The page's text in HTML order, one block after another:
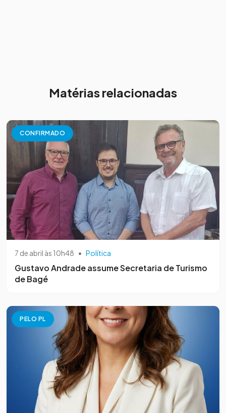
Matérias relacionadas
CONFIRMADO
7 de abril às 10h48 • Política
Gustavo Andrade assume Secretaria de Turismo
de Bagé
PELO PL